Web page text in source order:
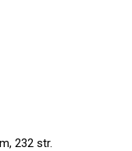
232 str.